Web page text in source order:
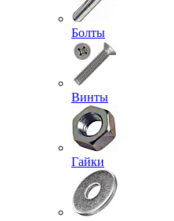
Болты
Винты
Гайки